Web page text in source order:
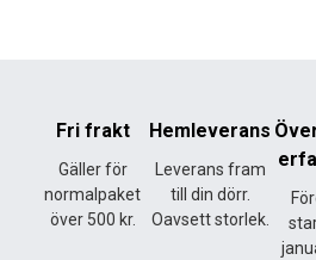
Fri frakt
Gäller för
normalpaket
över 500 kr.
Hemleverans
Leverans fram
till din dörr.
Oavsett storlek.